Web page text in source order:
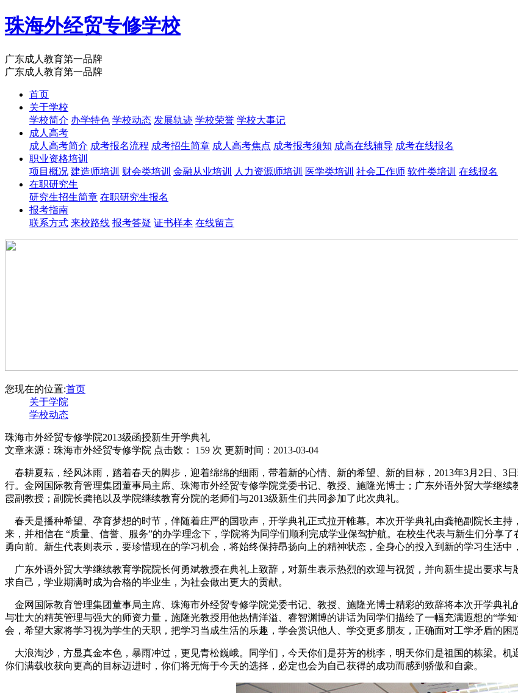
珠海外经贸专修学校
广东成人教育第一品牌
广东成人教育第一品牌
首页
关于学校
学校简介 办学特色 学校动态 发展轨迹 学校荣誉 学校大事记
成人高考
成人高考简介 成考报名流程 成考招生简章 成人高考焦点 成考报考须知 成高在线辅导 成考在线报名
职业资格培训
项目概况 建造师培训 财会类培训 金融从业培训 人力资源师培训 医学类培训 社会工作师 软件类培训 在线报名
在职研究生
研究生招生简章 在职研究生报名
报考指南
联系方式 来校路线 报考答疑 证书样本 在线留言
您现在的位置:首页
关于学院
学校动态
珠海市外经贸专修学院2013级函授新生开学典礼
文章来源：珠海市外经贸专修学院 点击数： 159 次 更新时间：2013-03-04
春耕夏耘，经风沐雨，踏着春天的脚步，迎着绵绵的细雨，带着新的心情、新的希望、新的目标，2013年3月2日、3
行。金网国际教育管理集团董事局主席、珠海市外经贸专修学院党委书记、教授、施隆光博士；广东外语外贸大学继
霞副教授；副院长龚艳以及学院继续教育分院的老师们与2013级新生们共同参加了此次典礼。
春天是播种希望、孕育梦想的时节，伴随着庄严的国歌声，开学典礼正式拉开帷幕。本次开学典礼由龚艳副院长主
来，并相信在 “质量、信誉、服务”的办学理念下，学院将为同学们顺利完成学业保驾护航。在校生代表与新生们分享
勇向前。新生代表则表示，要珍惜现在的学习机会，将始终保持昂扬向上的精神状态，全身心的投入到新的学习生活中
广东外语外贸大学继续教育学院院长何勇斌教授在典礼上致辞，对新生表示热烈的欢迎与祝贺，并向新生提出要求
求自己，学业期满时成为合格的毕业生，为社会做出更大的贡献。
金网国际教育管理集团董事局主席、珠海市外经贸专修学院党委书记、教授、施隆光博士精彩的致辞将本次开学典
与壮大的精英管理与强大的师资力量，施隆光教授用他热情洋溢、睿智渊博的讲话为同学们描绘了一幅充满遐想的“学
会，希望大家将学习视为学生的天职，把学习当成生活的乐趣，学会赏识他人、学交更多朋友，正确面对工学矛盾的困
大浪淘沙，方显真金本色，暴雨冲过，更见青松巍峨。同学们，今天你们是芬芳的桃李，明天你们是祖国的栋梁。
你们满载收获向更高的目标迈进时，你们将无悔于今天的选择，必定也会为自己获得的成功而感到骄傲和自豪。